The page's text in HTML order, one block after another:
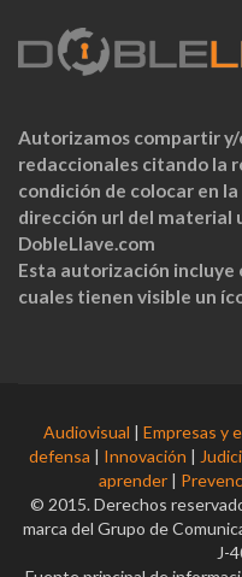
Autorizamos compartir
redaccionales citando la
condición de colocar en
dirección url del material
DobleLlave.com
Esta autorización incluye
cuales tienen visible un
Audiovisual | Empresas y
defensa | Innovación |
aprender |
© 2015. Derechos
marca del Grupo de
J-